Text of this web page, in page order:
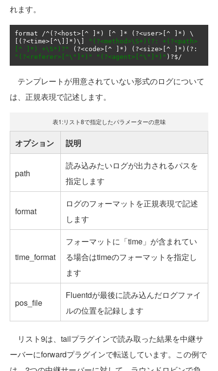
れます。
format /^(?<host>[^ ]*) [^ ]* (?<user>[^ ]*)
\
(?<time>[^\] ]*) \]
"(?<method>\S+)(?: +(?<path>
[^ ]*) +\S*)?"
(?<code>[^ ]*) (?<size>[^
]*)(?:
"(?<referer>[^\"]*)"
"(?<agent>[^\"]*)" )?$/
テンプレートが用意されていない形式のログについて
は、正規表現で記述します。
表1:リスト8で指定したパラメーターの意味
オプション 説明
path
読み込みたいログが出力されるパスを
指定します
format
ログのフォーマットを正規表現で記述
します
time_format
フォーマットに「time」が含まれてい
る場合はtimeのフォーマットを指定し
ます
pos_file
Fluentdが最後に読み込んだログファイ
ルの位置を記録します
リスト9は、tailプラグインで読み取った結果を中継サ
ーバーにforwardプラグインで転送しています。この例で